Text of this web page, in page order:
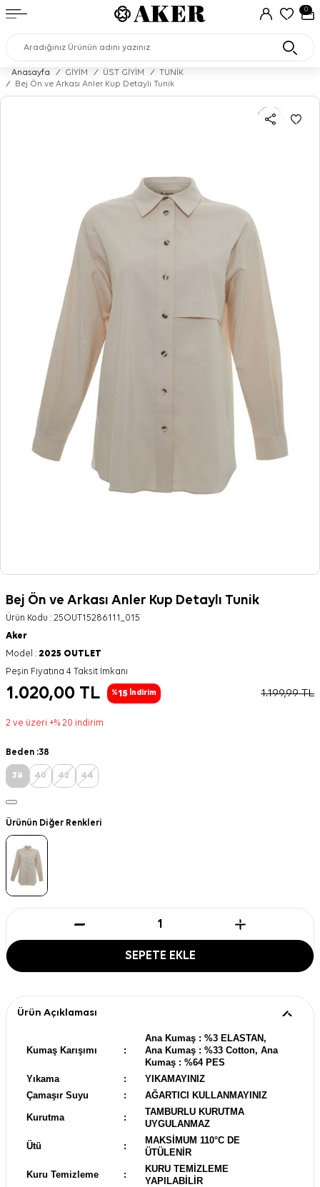
0
Anasayfa / GİYİM / ÜST GİYİM /
TUNİK
/
Bej Ön ve Arkası Anler Kup Detaylı Tunik
Bej Ön ve Arkası Anler Kup Detaylı Tunik
Ürün Kodu : 25OUT15286111_015
Aker
Model : 2025 OUTLET
Peşin Fiyatına 4 Taksit İmkanı
1.020,00 TL %15 İndirim 1.199,99TL
2 ve üzeri +% 20 indirim
Beden :38
38 40 42 44
Ürünün Diğer Renkleri
SEPETE EKLE
Ürün Açıklaması
Kumaş Karışımı :
Ana Kumaş : %3 ELASTAN,
Ana Kumaş : %33 Cotton, Ana
Kumaş : %64 PES
Yıkama
:
YIKAMAYINIZ
Çamaşır Suyu
: AĞARTICI KULLANMAYINIZ
Kurutma :
TAMBURLU KURUTMA
UYGULANMAZ
Ütü :
MAKSİMUM 110°C DE
ÜTÜLENİR
Kuru Temizleme :
KURU TEMİZLEME
YAPILABİLİR